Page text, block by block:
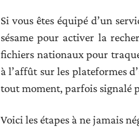
Si vous êtes équipé d’un
sésame pour activer la
fichiers nationaux pour
à l’affût sur les plateformes
tout moment, parfois signalé
Voici les étapes à ne jamais